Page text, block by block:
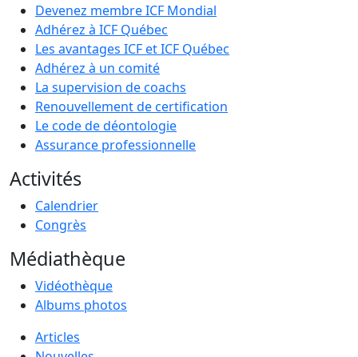
Devenez membre ICF Mondial
Adhérez à ICF Québec
Les avantages ICF et ICF Québec
Adhérez à un comité
La supervision de coachs
Renouvellement de certification
Le code de déontologie
Assurance professionnelle
Activités
Calendrier
Congrès
Médiathèque
Vidéothèque
Albums photos
Articles